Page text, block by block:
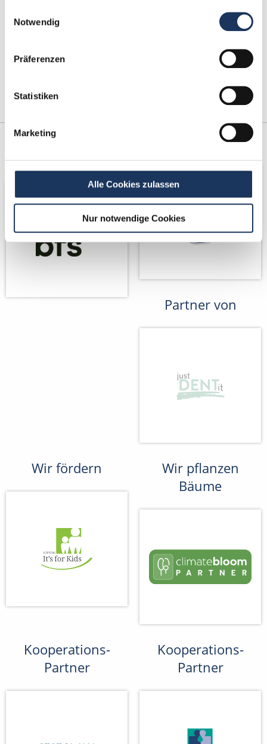
Notwendig
Präferenzen
Statistiken
Marketing
Alle Cookies zulassen
Nur notwendige Cookies
Kooperations-
Partner
Netzwerk-Partner
Partner von
Wir fördern
Wir pflanzen
Bäume
Kooperations-
Partner
Kooperations-
Partner